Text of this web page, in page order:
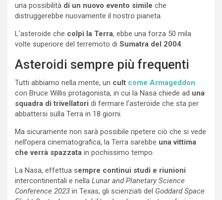
una possibilità di un nuovo evento simile che
distruggerebbe nuovamente il nostro pianeta.
L’asteroide che colpì la Terra, ebbe una forza 50 mila
volte superiore del terremoto di Sumatra del 2004.
Asteroidi sempre più frequenti
Tutti abbiamo nella mente, un cult come Armageddon
con Bruce Willis protagonista, in cui la Nasa chiede ad una
squadra di trivellatori di fermare l’asteroide che sta per
abbattersi sulla Terra in 18 giorni.
Ma sicuramente non sarà possibile ripetere ciò che si vede
nell’opera cinematografica, la Terra sarebbe una vittima
che verrà spazzata in pochissimo tempo.
La Nasa, effettua sempre continui studi e riunioni
intercontinentali e nella Lunar and Planetary Science
Conference 2023 in Texas, gli scienziati del Goddard Space